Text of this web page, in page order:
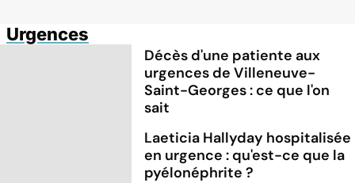
Urgences
Décès d'une patiente aux
urgences de Villeneuve-
Saint-Georges : ce que l'on
sait
Laeticia Hallyday hospitalisée
en urgence : qu'est-ce que la
pyélonéphrite ?